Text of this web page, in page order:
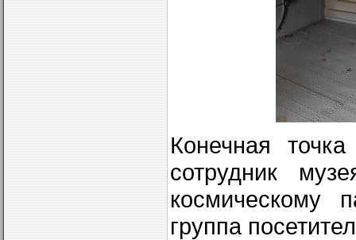
Конечная
сотрудник
космическому
группа